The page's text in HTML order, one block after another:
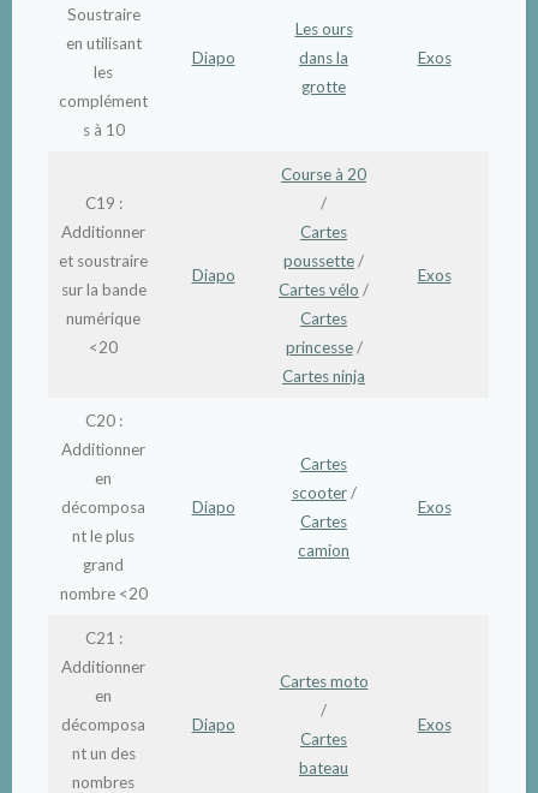
Soustraire
en utilisant
les
complément
s à 10
Diapo
Les ours
dans la
grotte
Exos
C19 :
Additionner
et soustraire
sur la bande
numérique
<20
Diapo
Course à 20
/
Cartes
poussette/
Cartes vélo /
Cartes
princesse/
Cartes ninja
Exos
C20 :
Additionner
en
décomposa
nt le plus
grand
nombre <20
Diapo
Cartes
scooter/
Cartes
camion
Exos
C21 :
Additionner
en
décomposa
nt un des
nombres
Diapo
Cartes moto
/
Cartes
bateau
Exos